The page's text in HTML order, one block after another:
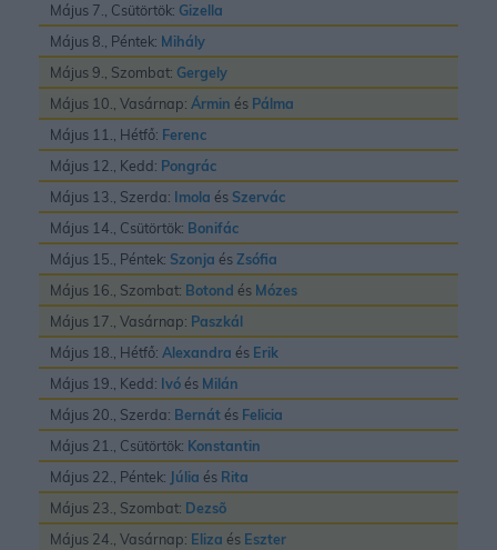
Május 7., Csütörtök: Gizella
Május 8., Péntek: Mihály
Május 9., Szombat: Gergely
Május 10., Vasárnap: Ármin és Pálma
Május 11., Hétfő: Ferenc
Május 12., Kedd: Pongrác
Május 13., Szerda: Imola és Szervác
Május 14., Csütörtök: Bonifác
Május 15., Péntek: Szonja ésZsófia
Május 16., Szombat: Botond és Mózes
Május 17., Vasárnap: Paszkál
Május 18., Hétfő: Alexandra és Erik
Május 19., Kedd: Ivó és Milán
Május 20., Szerda: Bernát és Felicia
Május 21., Csütörtök: Konstantin
Május 22., Péntek: Júlia és Rita
Május 23., Szombat: Dezsõ
Május 24., Vasárnap: Eliza és Eszter